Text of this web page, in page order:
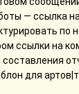
— ссылка
по
ссылки на
для